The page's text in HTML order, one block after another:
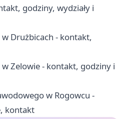
godziny, wydziały i
Drużbicach - kontakt,
Zelowie - kontakt, godziny i
w Rogowcu -
kontakt